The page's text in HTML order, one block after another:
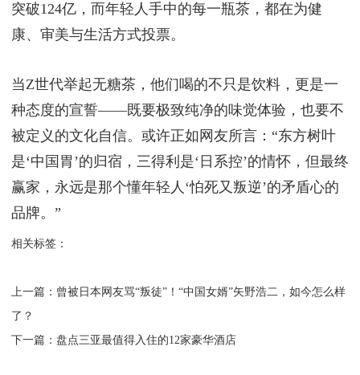
突破124亿，而年轻人手中的每一瓶茶，都在为健
康、审美与生活方式投票。
当Z世代举起无糖茶，他们喝的不只是饮料，更是一
种态度的宣誓——既要极致纯净的味觉体验，也要不
被定义的文化自信。或许正如网友所言：“东方树叶
是‘中国胃’的归宿，三得利是‘日系控’的情怀，但最终
赢家，永远是那个懂年轻人‘怕死又叛逆’的矛盾心的
品牌。”
相关标签：
上一篇： ​曾被日本网友骂“叛徒”！“中国女婿”矢野浩二，如今怎么样
了？
下一篇： ​盘点三亚最值得入住的12家豪华酒店